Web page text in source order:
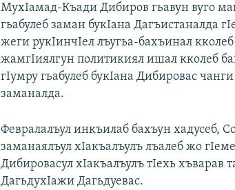
МухIамад-Къади Дибиров гьавун вуго
гьабулеб заман букIана Дагъистаналда
жеги рукIинчIел лъугьа-бахъинал
жамгIиялгун политикиял ишал кколеб
гIумру гьабулеб букIана Дибировас
заманалда.
Февралалъул инкъилаб бахъун хадусеб,
заманаялъул хIакъалъулъ лъалеб жо
Дибировасул хIакъалъулъ тIехь хъварав
ДагьдухIажи Дагьдуевас.